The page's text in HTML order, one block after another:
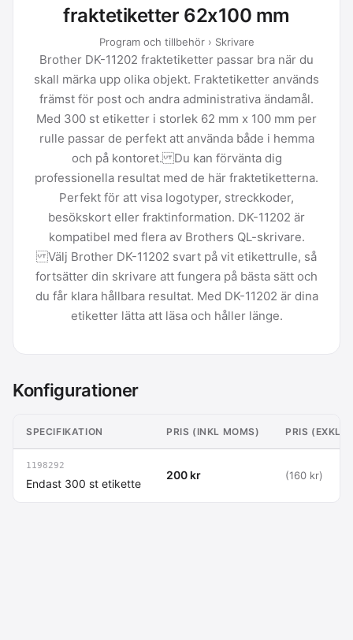
fraktetiketter 62x100 mm
Program och tillbehör › Skrivare
Brother DK-11202 fraktetiketter passar bra när du
skall märka upp olika objekt. Fraktetiketter används
främst för post och andra administrativa ändamål.
Med 300 st etiketter i storlek 62 mm x 100 mm per
rulle passar de perfekt att använda både i hemma
och på kontoret. Du kan förvänta dig
professionella resultat med de här fraktetiketterna.
Perfekt för att visa logotyper, streckkoder,
besökskort eller fraktinformation. DK-11202 är
kompatibel med flera av Brothers QL-skrivare.
Välj Brother DK-11202 svart på vit etikettrulle, så
fortsätter din skrivare att fungera på bästa sätt och
du får klara hållbara resultat. Med DK-11202 är dina
etiketter lätta att läsa och håller länge.
Konfigurationer
SPECIFIKATION PRIS (INKL MOMS) PRIS (EXKL
1198292
Endast 300 st etikette
200 kr (160 kr)